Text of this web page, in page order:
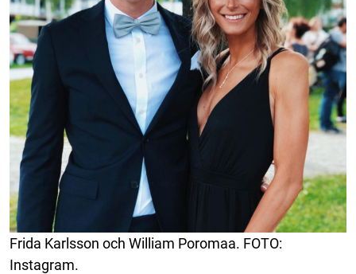
Frida Karlsson och William Poromaa. FOTO:
Instagram.